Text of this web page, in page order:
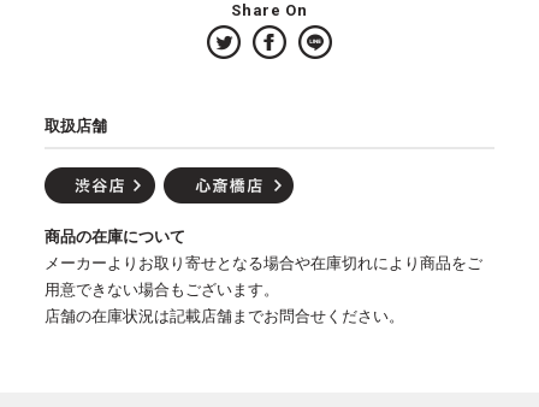
Share On
取扱店舗
商品の在庫について
メーカーよりお取り寄せとなる場合や在庫切れにより商品をご
用意できない場合もございます。
店舗の在庫状況は記載店舗までお問合せください。